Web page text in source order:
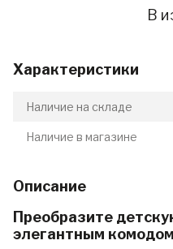
В
Характеристики
Наличие на складе
Наличие в магазине
Описание
Преобразите
элегантным